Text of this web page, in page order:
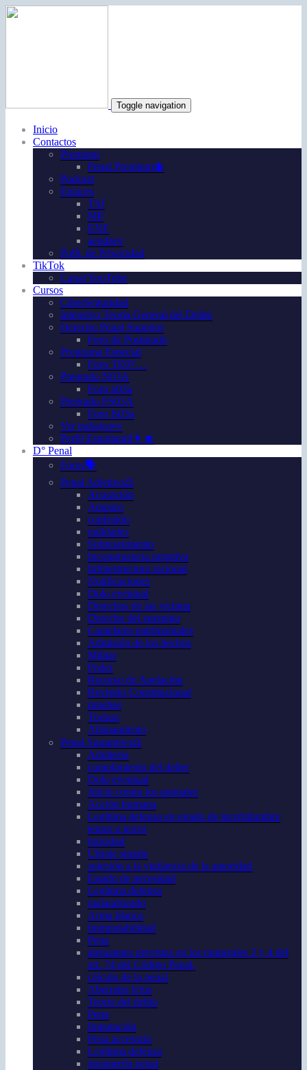
Toggle navigation
Inicio
Contactos
Premium
Penal Premium💲
Podcast
Enlaces
TSJ
MP
ENF
aepdaev
Polít. de Privacidad
TikTok
Canal YouTube
Cursos
CiberSeguridad
Intensivo Teoría General del Delito
Derecho Penal Superior
Foro de Postgrado
Programa Especial
Foro TE07…
Pregrado N03A
Foro n03a
Pregrado FS03A
Foro fs03a
Ver trabajos👀
Perfil Estudiantil👩‍🎓
D° Penal
Foros🗣️
Penal Adjetivo⚖️
Acusación
Amparo
confesión
nulidades
Sobreseimiento
Incongruencia negativa
Infraestructura racional
Notificaciones
Dolo eventual
Derechos de las víctima
Derecho del enemigo
Cautelares patrimoniales
Admisión de los hechos
Militar
Poder
Recurso de Apelación
Revisión Constitucional
pruebas
Tortura
Allanamiento
Penal Sustantivo⚖️
Adulterio
cumplimiento del deber
Dolo eventual
Juicio contra los animales
Acción humana
Legítima defensa en estado de incertidumbre
temor o terror
tipicidad
Ultraje simple
sujeción a la vigilancia de la autoridad
Estado de necesidad
Legítima defensa
malandrizado
Arma blanca
Inimputabilidad
Pena
atenuantes previstas en los numerales 2 y 4 del
art. 74 del Código Penal.
cálculo de la penal
Aberratio Ictus
Teoría del delito
Pena
Imputación
Pena accesoria
Legítima defensa
dosimetría penal